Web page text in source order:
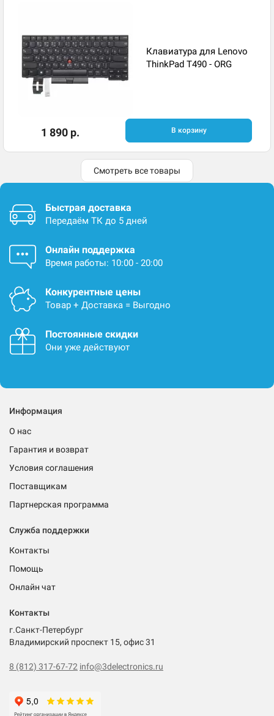
Клавиатура для Lenovo
ThinkPad T490 - ORG
1 890 р. В корзину
Смотреть все товары
Быстрая доставка
Передаём ТК до 5 дней
Онлайн поддержка
Время работы: 10:00 - 20:00
Конкурентные цены
Товар + Доставка = Выгодно
Постоянные скидки
Они уже действуют
Информация
О нас
Гарантия и возврат
Условия соглашения
Поставщикам
Партнерская программа
Служба поддержки
Контакты
Помощь
Онлайн чат
Контакты
г.Санкт-Петербург
Владимирский проспект 15, офис 31
8 (812) 317-67-72 info@3delectronics.ru